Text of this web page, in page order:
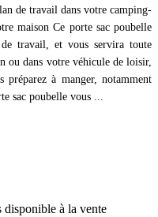
de travail dans votre camping-
maison Ce porte sac poubelle
travail, et vous servira toute
ou dans votre véhicule de loisir,
à manger, notamment
sac poubelle vous ...
à la vente